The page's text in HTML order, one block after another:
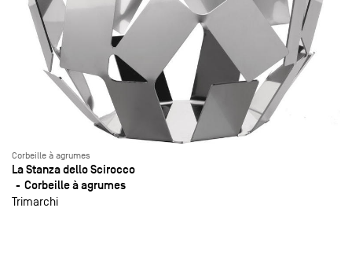
Corbeille à agrumes
La Stanza dello Scirocco
Corbeille à agrumes
Trimarchi